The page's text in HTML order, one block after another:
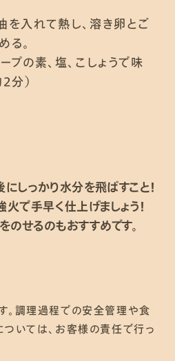
を入れて熱し、溶き卵とご
る。
プの素、塩、こしょうで味
分）
しっかり水分を飛ばすこと！
で手早く仕上げましょう！
のせるのもおすすめです。
。調理過程での安全管理や食
ついては、お客様の責任で行っ